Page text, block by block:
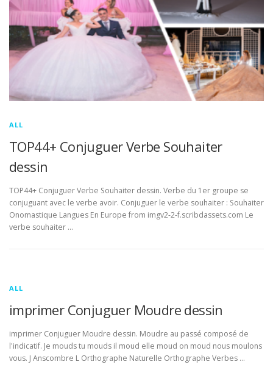
ALL
TOP44+ Conjuguer Verbe Souhaiter
dessin
TOP44+ Conjuguer Verbe Souhaiter dessin. Verbe du 1er groupe se
conjuguant avec le verbe avoir. Conjuguer le verbe souhaiter : Souhaiter
Onomastique Langues En Europe from imgv2-2-f.scribdassets.com Le
verbe souhaiter …
ALL
imprimer Conjuguer Moudre dessin
imprimer Conjuguer Moudre dessin. Moudre au passé composé de
l'indicatif. Je mouds tu mouds il moud elle moud on moud nous moulons
vous. J Anscombre L Orthographe Naturelle Orthographe Verbes …